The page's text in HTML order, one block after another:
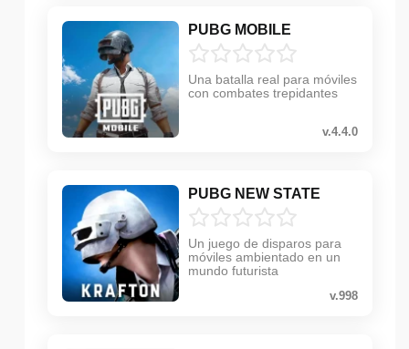
PUBG MOBILE
Una batalla real para móviles
con combates trepidantes
v.4.4.0
PUBG NEW STATE
Un juego de disparos para
móviles ambientado en un
mundo futurista
v.998